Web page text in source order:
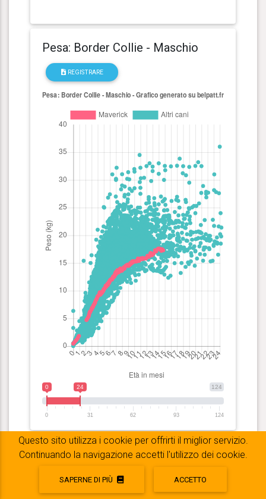
Pesa: Border Collie - Maschio
REGISTRARE
124
0 24
0 31 62 93 124
Ultime pesate di Border Collie
Questo sito utilizza i cookie per offrirti il ​​miglior servizio.
Continuando la navigazione accetti l'utilizzo dei cookie.
SAPERNE DI PIÙ ACCETTO